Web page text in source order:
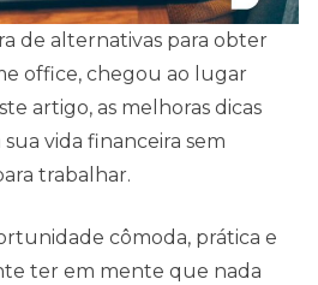
de alternativas para obter
office, chegou ao lugar
artigo, as melhoras dicas
vida financeira sem
trabalhar.
cômoda, prática e
ter em mente que nada